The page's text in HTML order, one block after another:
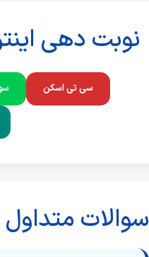
نوبت دهی
سی تی اسکن
سوالات متداول